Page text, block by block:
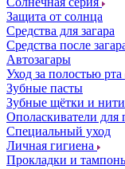
Защита от солнца
Средства для загара
Средства после
Автозагары
Уход за полостью рта
Зубные пасты
Зубные щётки и нити
Ополаскиватели для
Специальный уход
Личная гигиена
Прокладки и